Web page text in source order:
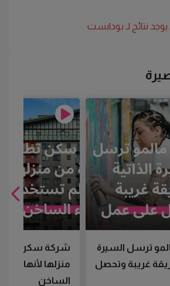
يوجد نتائج لـ بودابست
ترسل السيرة
غريبة وتحصل
شركة سكن
منزلها لأنها لم
الساخن